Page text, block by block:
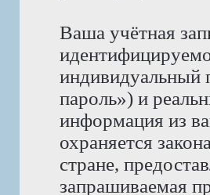
Ваша учётная
индивидуальный
пароль») и
информация из
охраняется
стране,
запрашиваемая